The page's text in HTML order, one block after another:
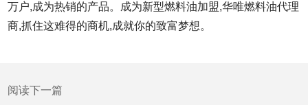
万户,成为热销的产品。成为新型燃料油加盟,华唯燃料油代理
商,抓住这难得的商机,成就你的致富梦想。
阅读下一篇